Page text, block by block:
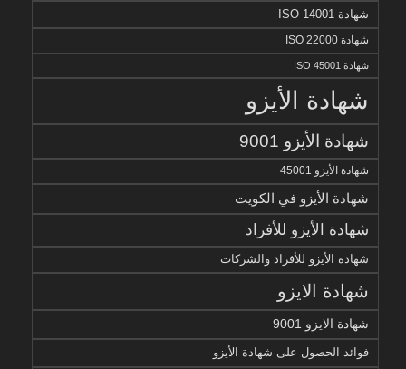
شهادة ISO 14001
شهادة ISO 22000
شهادة ISO 45001
شهادة الأيزو
شهادة الأيزو 9001
شهادة الأيزو 45001
شهادة الأيزو في الكويت
شهادة الأيزو للأفراد
شهادة الأيزو للأفراد والشركات
شهادة الايزو
شهادة الايزو 9001
فوائد الحصول على شهادة الأيزو